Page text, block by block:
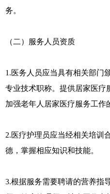
务。
（二）服务人员资质
1.医务人员应当具有相关部门
专业技术职称。提供居家医疗
加强老年人居家医疗服务工作
2.医疗护理员应当经相关培训
德，掌握相应知识和技能。
3.根据服务需要聘请的营养指